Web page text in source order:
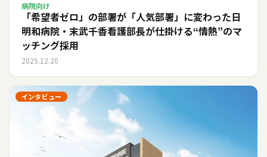
病院向け
「希望者ゼロ」の部署が「人気部署」に変わった日――
明和病院・末武千香看護部長が仕掛ける“情熱”のマ
ッチング採用
2025.12.20
インタビュー